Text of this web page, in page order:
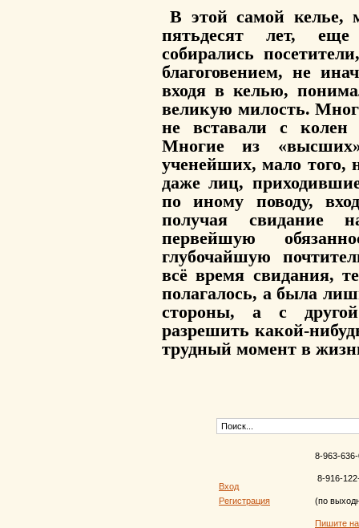
В этой самой келье,
пятьдесят лет,
собирались
благоговением, не
входя в келью,
великую милость.
не вставали с
Многие из
ученейших, мало того,
даже лиц,
по иному поводу,
получая свидание
первейшую
глубочайшую
всё время свидания,
полагалось, а была
стороны, а с
разрешить какой-
трудный момент в
Вход
Регистрация
8-963-
8-916-
(по
Пишите